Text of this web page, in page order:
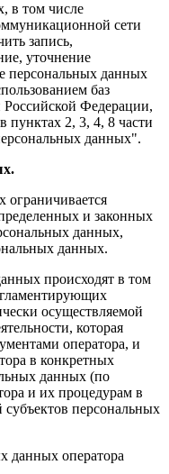
в том числе
сети
запись,
уточнение
персональных данных
баз
Федерации,
пунктах 2, 3, 4, 8 части
данных".
ограничивается
и законных
данных,
данных.
происходят в том
осуществляемой
которая
оператора, и
в конкретных
данных (по
и их процедурам в
персональных
данных оператора